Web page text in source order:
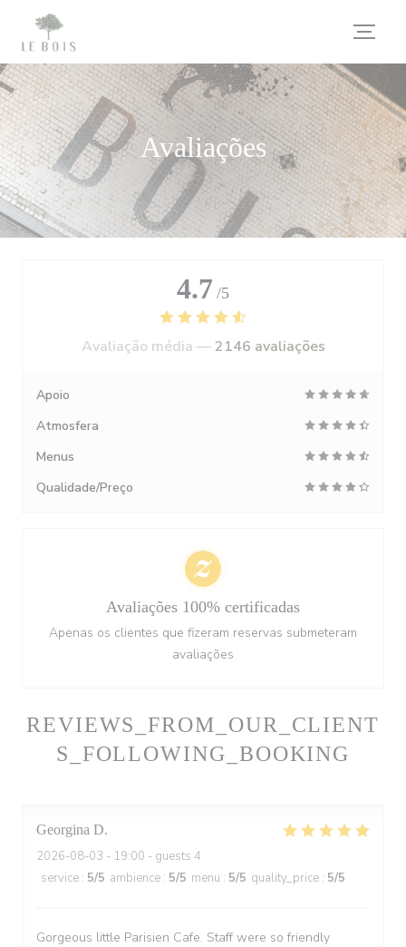
Painel de Gerenciamento de Cookies
Avaliações
REVIEWS_FROM_OUR_CLIENT
S_FOLLOWING_BOOKING
Georgina D
2026-08-03 - 19:00 - guests 4
service : 5/5 ambience : 5/5 menu : 5/5 quality_price : 5/5
Gorgeous little Parisien Cafe. Staff were so friendly
4.7 /5
Avaliação média — 2146 avaliações
Apoio
Atmosfera
Menus
Qualidade/Preço
Avaliações 100% certificadas
Apenas os clientes que fizeram reservas submeteram
avaliações